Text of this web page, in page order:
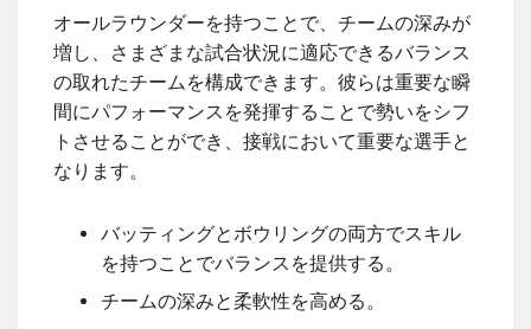
オールラウンダーを持つことで、チームの深みが
増し、さまざまな試合状況に適応できるバランス
の取れたチームを構成できます。彼らは重要な瞬
間にパフォーマンスを発揮することで勢いをシフ
トさせることができ、接戦において重要な選手と
なります。
バッティングとボウリングの両方でスキル
を持つことでバランスを提供する。
チームの深みと柔軟性を高める。